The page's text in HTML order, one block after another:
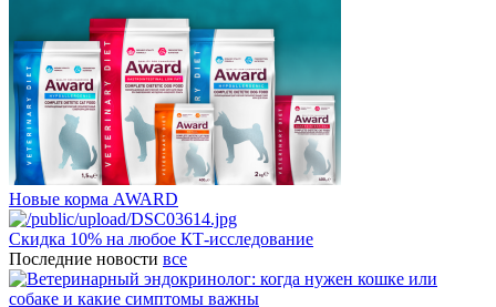
Новые корма AWARD
Скидка 10% на любое КТ-исследование
Последние новости все